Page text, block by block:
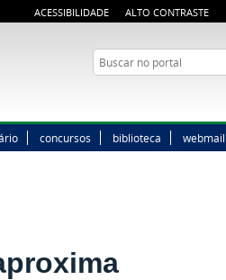
ACESSIBILIDADE ALTO CONTRASTE
Buscar no portal
concursos biblioteca webmail